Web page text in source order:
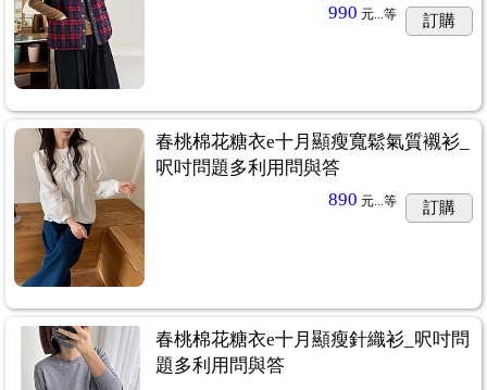
990 元... 等 訂購
春桃棉花糖衣e十月顯瘦寬鬆氣質襯衫_
呎吋問題多利用問與答
890 元... 等 訂購
春桃棉花糖衣e十月顯瘦針織衫_呎吋問
題多利用問與答